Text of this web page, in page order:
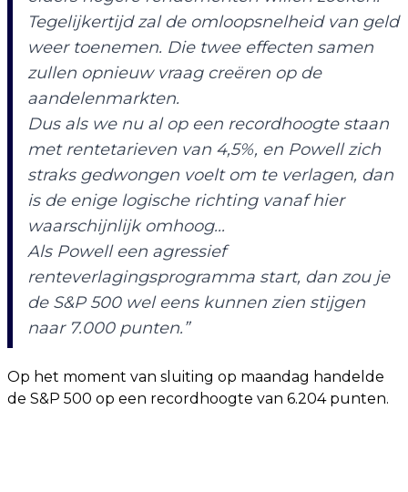
Tegelijkertijd zal de omloopsnelheid van geld
weer toenemen. Die twee effecten samen
zullen opnieuw vraag creëren op de
aandelenmarkten.
Dus als we nu al op een recordhoogte staan
met rentetarieven van 4,5%, en Powell zich
straks gedwongen voelt om te verlagen, dan
is de enige logische richting vanaf hier
waarschijnlijk omhoog...
Als Powell een agressief
renteverlagingsprogramma start, dan zou je
de S&P 500 wel eens kunnen zien stijgen
naar 7.000 punten.”
Op het moment van sluiting op maandag handelde
de S&P 500 op een recordhoogte van 6.204 punten.